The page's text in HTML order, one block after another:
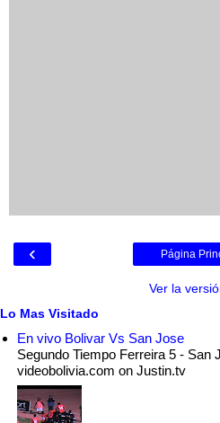
‹ Página
Ver la
Lo Mas Visitado
En vivo Bolivar Vs San Jose
Segundo Tiempo Ferreira 5 - San
videobolivia.com on Justin.tv